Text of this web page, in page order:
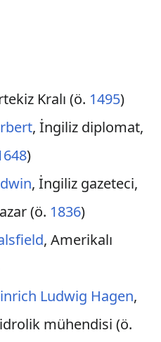
Kralı (ö. 1495)
, İngiliz diplomat,
)
, İngiliz gazeteci,
(ö. 1836)
, Amerikalı
Ludwig Hagen,
mühendisi (ö.